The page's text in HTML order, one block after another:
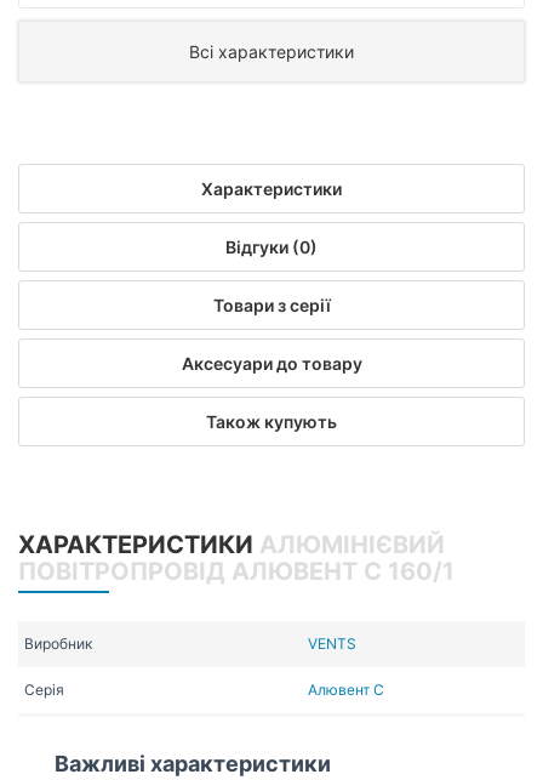
Всі характеристики
Характеристики
Відгуки (0)
Товари з серії
Аксесуари до товару
Також купують
ХАРАКТЕРИСТИКИ АЛЮМІНІЄВИЙ
ПОВІТРОПРОВІД АЛЮВЕНТ С 160/1
Виробник VENTS
Серія Алювент С
Важливі характеристики